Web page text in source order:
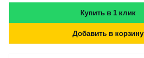
Купить в 1 клик
Добавить в корзину